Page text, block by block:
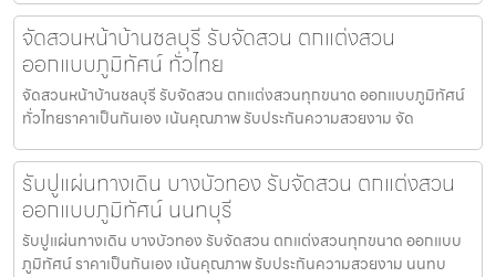
จัดสวนหน้าบ้านชลบุรี รับจัดสวน ตกแต่งสวน
ออกแบบภูมิทัศน์ ทั่วไทย
จัดสวนหน้าบ้านชลบุรี รับจัดสวน ตกแต่งสวนทุกขนาด ออกแบบภูมิทัศน์
ทั่วไทยราคาเป็นกันเอง เน้นคุณภาพ รับประกันความสวยงาม จัด
รับปูแผ่นทางเดิน บางบัวทอง รับจัดสวน ตกแต่งสวน
ออกแบบภูมิทัศน์ นนทบุรี
รับปูแผ่นทางเดิน บางบัวทอง รับจัดสวน ตกแต่งสวนทุกขนาด ออกแบบ
ภูมิทัศน์ ราคาเป็นกันเอง เน้นคุณภาพ รับประกันความสวยงาม นนทบ